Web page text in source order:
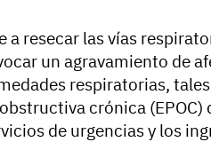
resecar las vías
un agravamiento de
respiratorias,
crónica (EPOC)
de urgencias y los